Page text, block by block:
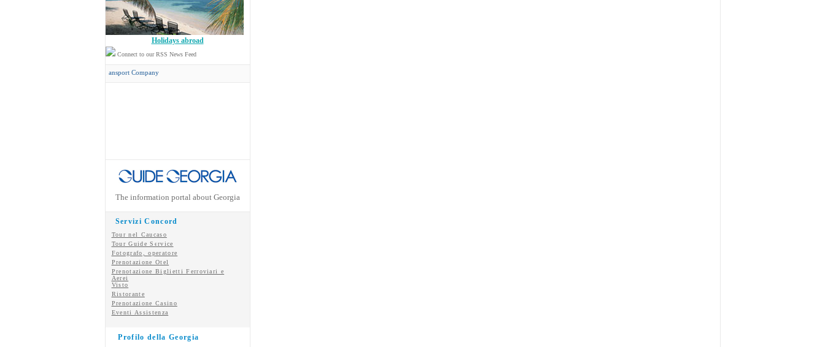
Holidays abroad
Connect to our RSS News Feed
has its own Transport Company
The information portal about Georgia
Servizi Concord
Tour nel Caucaso
Tour Guide Service
Fotografo, operatore
Prenotazione Otel
Prenotazione Biglietti Ferroviari e
Aerei
Visto
Ristorante
Prenotazione Casino
Eventi Assistenza
Profilo della Georgia